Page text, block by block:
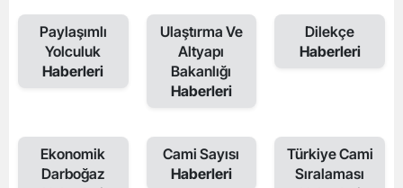
Paylaşımlı
Yolculuk
Haberleri
Ulaştırma Ve
Altyapı
Bakanlığı
Haberleri
Dilekçe
Haberleri
Ekonomik
Darboğaz
Cami Sayısı
Haberleri
Türkiye Cami
Sıralaması